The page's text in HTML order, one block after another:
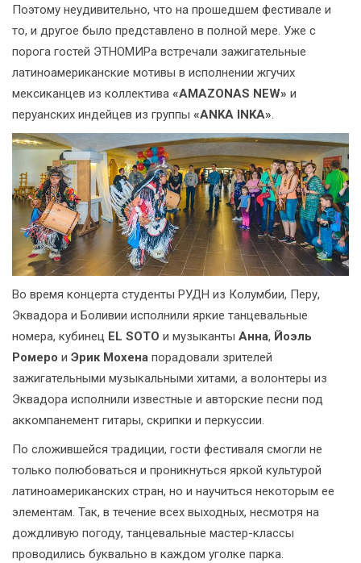
Поэтому неудивительно, что на прошедшем фестивале и
то, и другое было представлено в полной мере. Уже с
порога гостей ЭТНОМИРа встречали зажигательные
латиноамериканские мотивы в исполнении жгучих
мексиканцев из коллектива «AMAZONAS NEW» и
перуанских индейцев из группы «ANKA INKA».
Во время концерта студенты РУДН из Колумбии, Перу,
Эквадора и Боливии исполнили яркие танцевальные
номера, кубинец EL SOTO и музыканты Анна, Йоэль
Ромеро и Эрик Мохена порадовали зрителей
зажигательными музыкальными хитами, а волонтеры из
Эквадора исполнили известные и авторские песни под
аккомпанемент гитары, скрипки и перкуссии.
По сложившейся традиции, гости фестиваля смогли не
только полюбоваться и проникнуться яркой культурой
латиноамериканских стран, но и научиться некоторым ее
элементам. Так, в течение всех выходных, несмотря на
дождливую погоду, танцевальные мастер-классы
проводились буквально в каждом уголке парка.